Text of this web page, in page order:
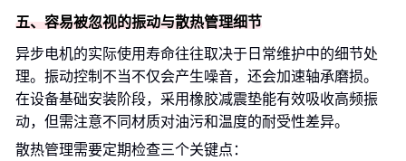
五、容易被忽视的振动与散热管理细节
异步电机的实际使用寿命往往取决于日常维护中的细节处
理。振动控制不当不仅会产生噪音，还会加速轴承磨损。
在设备基础安装阶段，采用橡胶减震垫能有效吸收高频振
动，但需注意不同材质对油污和温度的耐受性差异。
散热管理需要定期检查三个关键点：